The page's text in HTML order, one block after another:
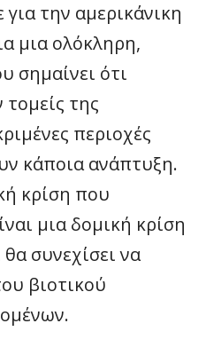
την αμερικάνικη
μια ολόκληρη,
σημαίνει ότι
της
περιοχές
κάποια ανάπτυξη.
κρίση που
μια δομική κρίση
συνεχίσει να
βιοτικού